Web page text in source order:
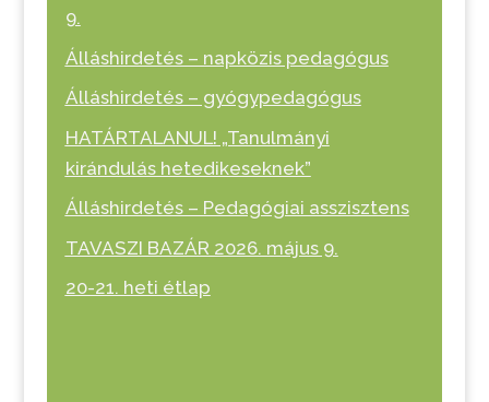
9.
Álláshirdetés – napközis pedagógus
Álláshirdetés – gyógypedagógus
HATÁRTALANUL! „Tanulmányi
kirándulás hetedikeseknek”
Álláshirdetés – Pedagógiai asszisztens
TAVASZI BAZÁR 2026. május 9.
20-21. heti étlap